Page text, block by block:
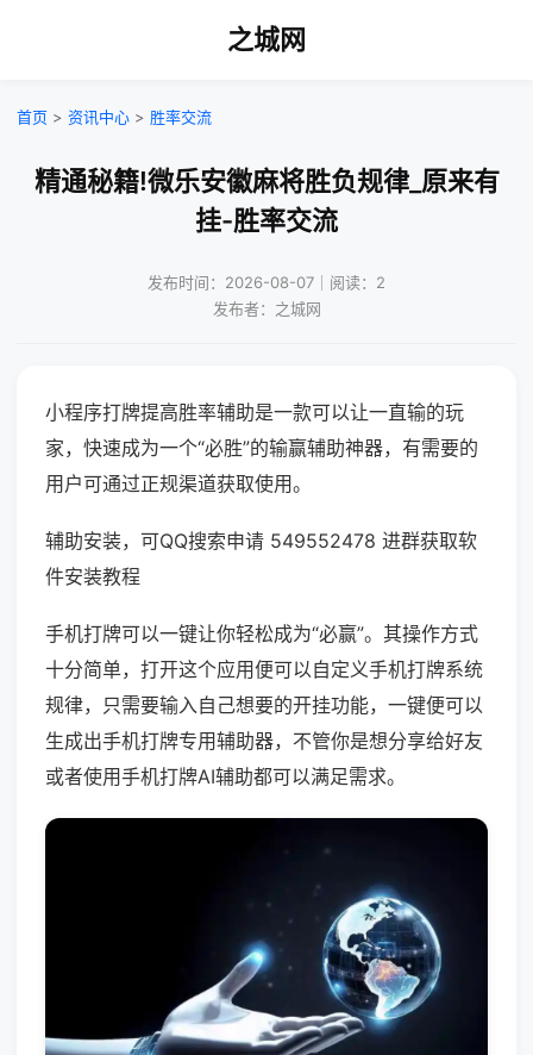
之城网
首页 > 资讯中心 > 胜率交流
精通秘籍!微乐安徽麻将胜负规律_原来有
挂-胜率交流
发布时间：2026-08-07｜阅读：2
发布者：之城网
小程序打牌提高胜率辅助是一款可以让一直输的玩
家，快速成为一个“必胜”的输赢辅助神器，有需要的
用户可通过正规渠道获取使用。
辅助安装，可QQ搜索申请 549552478 进群获取软
件安装教程
手机打牌可以一键让你轻松成为“必赢”。其操作方式
十分简单，打开这个应用便可以自定义手机打牌系统
规律，只需要输入自己想要的开挂功能，一键便可以
生成出手机打牌专用辅助器，不管你是想分享给好友
或者使用手机打牌AI辅助都可以满足需求。